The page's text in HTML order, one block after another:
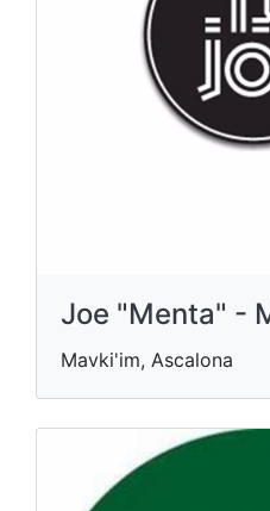
Joe "Menta" -
Mavki'im, Ascalona